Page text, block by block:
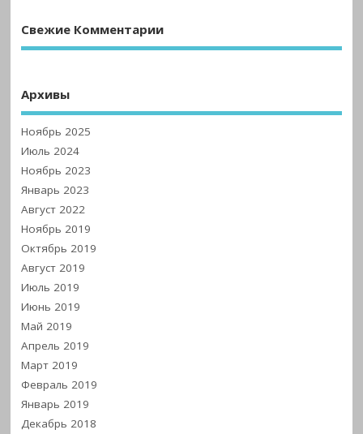
Свежие Комментарии
Архивы
Ноябрь 2025
Июль 2024
Ноябрь 2023
Январь 2023
Август 2022
Ноябрь 2019
Октябрь 2019
Август 2019
Июль 2019
Июнь 2019
Май 2019
Апрель 2019
Март 2019
Февраль 2019
Январь 2019
Декабрь 2018